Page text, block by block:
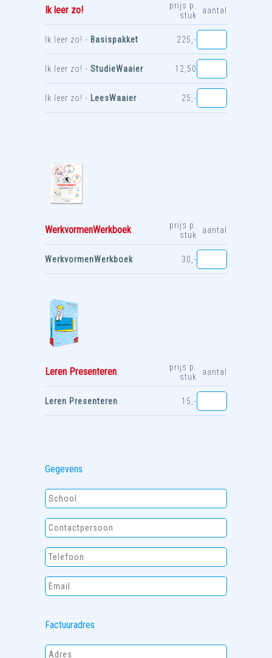
Ik leer zo!
prijs p.
stuk
aantal
Ik leer zo! - Basispakket 225,-
Ik leer zo! - StudieWaaier 12,50
Ik leer zo! - LeesWaaier 25,-
WerkvormenWerkboek
prijs p.
stuk
aantal
WerkvormenWerkboek 30,-
Leren Presenteren
prijs p.
stuk
aantal
Leren Presenteren 15,-
Gegevens
Factuuradres